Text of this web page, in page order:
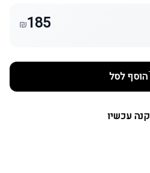
185
₪
הוסף לסל
קנה עכשיו